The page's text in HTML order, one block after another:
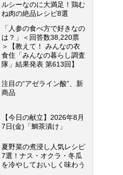
ルシーなのに大満足！鶏む
ね肉の絶品レシピ8選
「人参の食べ方で好きなの
は？」＜回答数38,220票
＞【教えて！ みんなの衣
食住「みんなの暮らし調査
隊」結果発表 第613回】
注目の“アゼライン酸”、新
商品
【今日の献立】2026年8月
7日(金)「鯛茶漬け」
夏野菜の煮浸し人気レシピ
7選！ナス・オクラ・冬瓜
を冷やしておいしく味わう